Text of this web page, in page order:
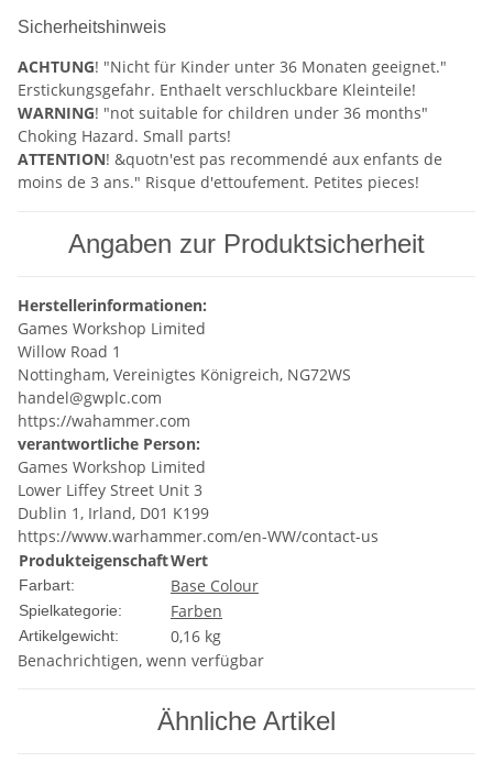
Sicherheitshinweis
ACHTUNG! "Nicht für Kinder unter 36 Monaten geeignet."
Erstickungsgefahr. Enthaelt verschluckbare Kleinteile!
WARNING! "not suitable for children under 36 months"
Choking Hazard. Small parts!
ATTENTION! &quotn'est pas recommendé aux enfants de
moins de 3 ans." Risque d'ettoufement. Petites pieces!
Angaben zur Produktsicherheit
Herstellerinformationen:
Games Workshop Limited
Willow Road 1
Nottingham, Vereinigtes Königreich, NG72WS
handel@gwplc.com
https://wahammer.com
verantwortliche Person:
Games Workshop Limited
Lower Liffey Street Unit 3
Dublin 1, Irland, D01 K199
https://www.warhammer.com/en-WW/contact-us
ProdukteigenschaftWert
Farbart: Base Colour
Spielkategorie: Farben
Artikelgewicht: 0,16 kg
Benachrichtigen, wenn verfügbar
Ähnliche Artikel